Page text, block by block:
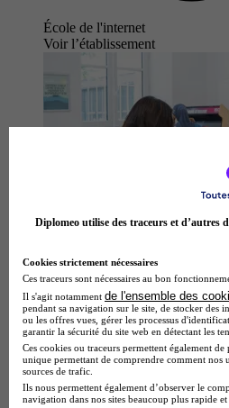
École de l'internet
Voir l’établissement
Diplomeo utilise des traceurs et d’autres
Cookies strictement nécessaires
Ces traceurs sont nécessaires au bon
Il s'agit notamment de l'ensemble des
pendant sa navigation sur le site, de stocker des
ou les offres vues, gérer les processus
garantir la sécurité du site web en détectant les
Ces cookies ou traceurs permettent également
unique permettant de comprendre comment nos
sources de trafic.
Ils nous permettent également d’observer le
navigation dans nos sites beaucoup plus rapide